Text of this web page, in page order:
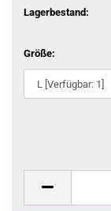
Lagerbestand:
Größe: